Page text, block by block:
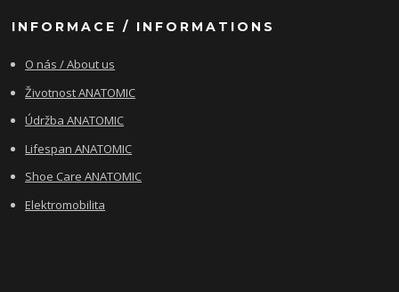
INFORMACE / INFORMATIONS
O nás / About us
Životnost ANATOMIC
Údržba ANATOMIC
Lifespan ANATOMIC
Shoe Care ANATOMIC
Elektromobilita